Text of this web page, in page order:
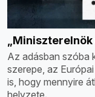
Az adásban szóba
szerepe, az
is, hogy mennyire